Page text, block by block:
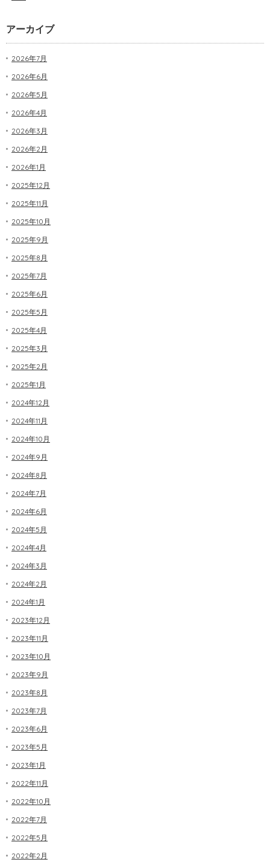
アーカイブ
2026年7月
2026年6月
2026年5月
2026年4月
2026年3月
2026年2月
2026年1月
2025年12月
2025年11月
2025年10月
2025年9月
2025年8月
2025年7月
2025年6月
2025年5月
2025年4月
2025年3月
2025年2月
2025年1月
2024年12月
2024年11月
2024年10月
2024年9月
2024年8月
2024年7月
2024年6月
2024年5月
2024年4月
2024年3月
2024年2月
2024年1月
2023年12月
2023年11月
2023年10月
2023年9月
2023年8月
2023年7月
2023年6月
2023年5月
2023年1月
2022年11月
2022年10月
2022年7月
2022年5月
2022年2月